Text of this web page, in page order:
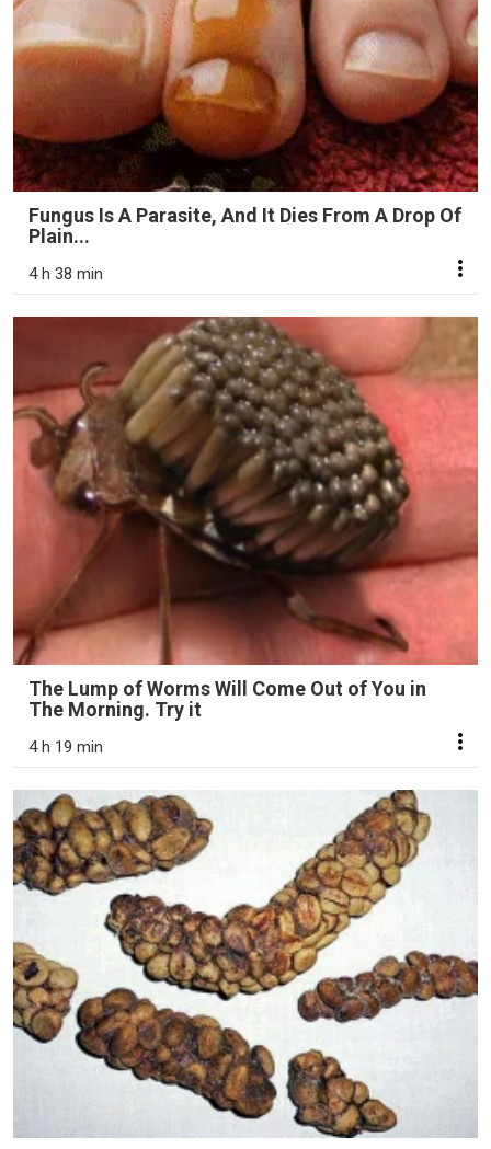
Fungus Is A Parasite, And It Dies From A Drop Of
Plain...
4 h 38 min
The Lump of Worms Will Come Out of You in
The Morning. Try it
4 h 19 min